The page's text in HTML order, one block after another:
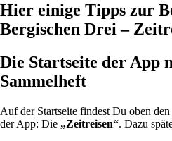
Hier einige Tipps zur
Bergischen Drei –
Die Startseite der App
Sammelheft
Auf der Startseite findest Du oben
der App: Die „Zeitreisen“. Dazu